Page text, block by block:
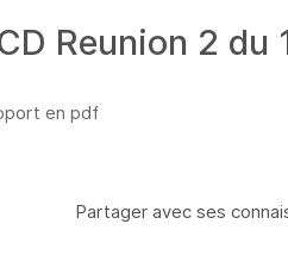
Reunion 2
en pdf
Partager avec ses